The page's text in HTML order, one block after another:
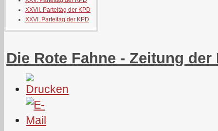
XXVII. Parteitag der KPD
XXVI. Parteitag der KPD
Die Rote Fahne - Zeitung der